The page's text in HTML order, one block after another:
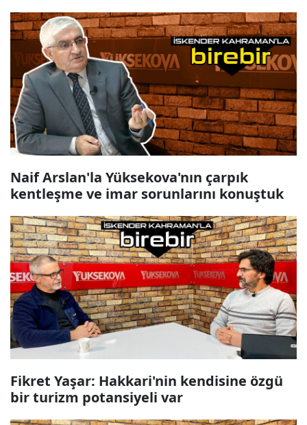
Naif Arslan'la Yüksekova'nın çarpık
kentleşme ve imar sorunlarını konuştuk
Fikret Yaşar: Hakkari'nin kendisine özgü
bir turizm potansiyeli var